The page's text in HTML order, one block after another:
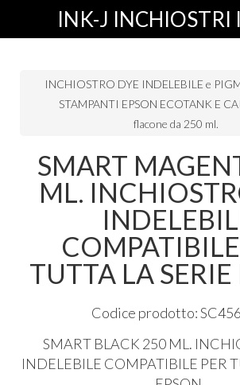
INK-J INCHIOSTRI
INCHIOSTRO DYE INDELEBILE e
STAMPANTI EPSON ECOTANK E
flacone da 250 ml.
SMART
ML.
TUTTA LA SERIE
Codice prodotto:
SMART BLACK 250 ML.
INDELEBILE COMPATIBILE PER